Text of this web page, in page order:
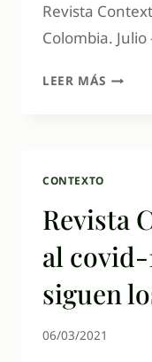
Revista
Colombia.
LEER MÁS
CONTEXTO
Revista
al covid-
siguen
06/03/2021